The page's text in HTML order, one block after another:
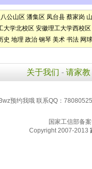
八公山区 潘集区 凤台县 蔡家岗
大学北校区 安徽理工大学西校区
史 地理 政治 钢琴 美术 书法 网球
关于我们 - 请家教
预约我哦 联系QQ：
国家工信部备
Copyright 2007-2013